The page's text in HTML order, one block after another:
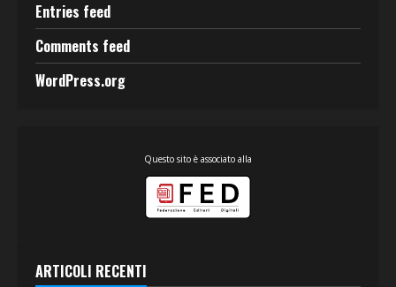
Entries feed
Comments feed
WordPress.org
Questo sito è associato alla
ARTICOLI RECENTI